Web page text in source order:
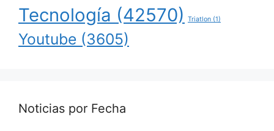
Tecnología (42570) Triatlon (1)
Youtube (3605)
Noticias por Fecha